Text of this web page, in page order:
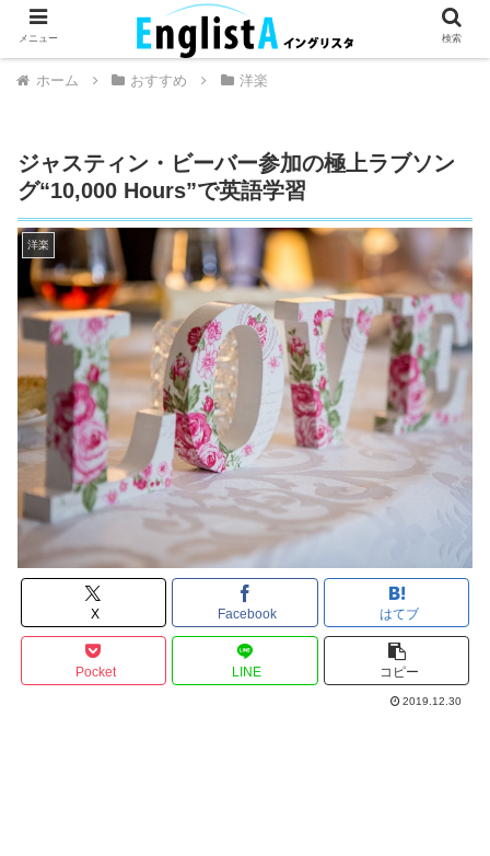
英語が話せるとちょっとハッピー。
ホーム おすすめ 洋楽
ジャスティン・ビーバー参加の極上ラブソン
グ“10,000 Hours”で英語学習
洋楽
X Facebook はてブ
Pocket LINE コピー
2019.12.30
メニュー 検索